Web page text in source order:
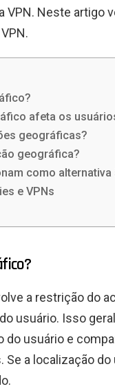
VPN. Neste artigo
afeta os
geográficas?
geográfica?
como alternativa
e VPNs
a restrição do
usuário. Isso
do usuário e
a localização